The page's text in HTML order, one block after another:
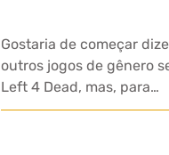
Gostaria de começar
outros jogos de gênero
Left 4 Dead, mas, para…